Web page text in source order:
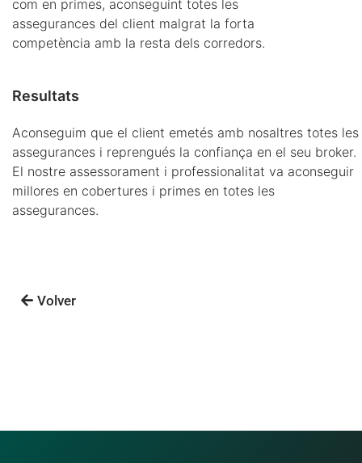
com en primes, aconseguint totes les
assegurances del client malgrat la forta
competència amb la resta dels corredors.
Resultats
Aconseguim que el client emetés amb nosaltres totes les
assegurances i reprengués la confiança en el seu broker.
El nostre assessorament i professionalitat va aconseguir
millores en cobertures i primes en totes les
assegurances.
Volver